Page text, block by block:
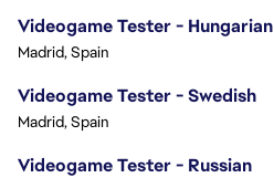
Videogame Tester - Hungarian
Madrid, Spain
Videogame Tester - Swedish
Madrid, Spain
Videogame Tester - Russian